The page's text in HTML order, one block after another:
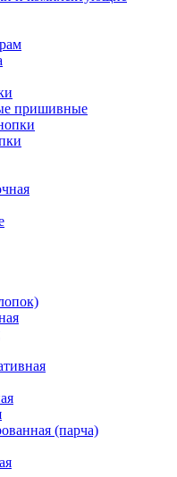
пришивные
(парча)